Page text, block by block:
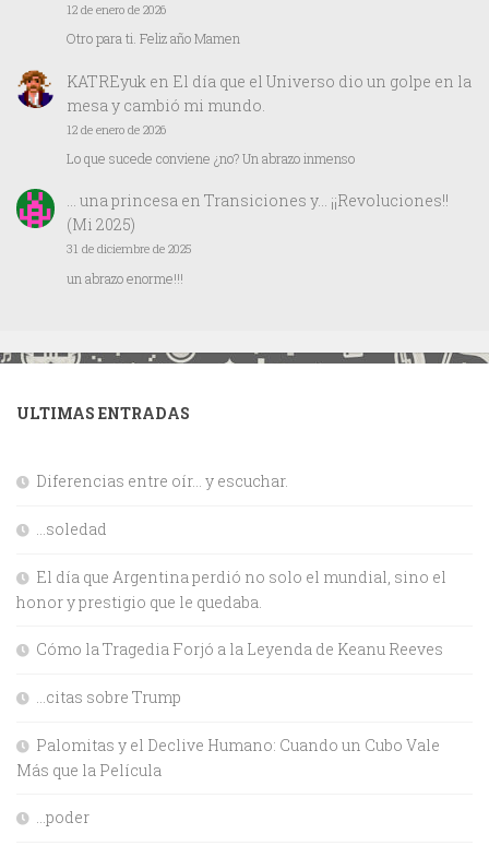
12 de enero de 2026
Otro para ti. Feliz año Mamen
KATREyuk en El día que el Universo dio un golpe en la
mesa y cambió mi mundo.
12 de enero de 2026
Lo que sucede conviene ¿no? Un abrazo inmenso
… una princesaen Transiciones y… ¡¡Revoluciones!!
(Mi 2025)
31 de diciembre de 2025
un abrazo enorme!!!
ULTIMAS ENTRADAS
Diferencias entre oír… y escuchar.
…soledad
El día que Argentina perdió no solo el mundial, sino el
honor y prestigio que le quedaba.
Cómo la Tragedia Forjó a la Leyenda de Keanu Reeves
…citas sobre Trump
Palomitas y el Declive Humano: Cuando un Cubo Vale
Más que la Película
…poder